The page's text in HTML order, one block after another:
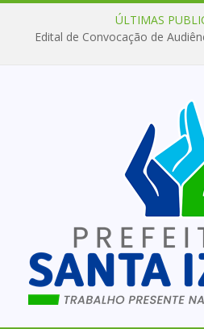
ÚLTIMAS
Edital de Convocação de